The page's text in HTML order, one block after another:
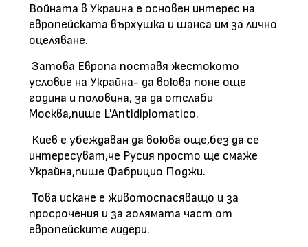
Войната в Украина е основен интерес на
европейската върхушка и шанса им за лично
оцеляване.
Затова Европа поставя жестокото
условие на Украйна- да воюва поне още
година и половина, за да отслаби
Москва,пише L'Antidiplomatico.
Киев е убеждаван да воюва още,без да се
интересуват,че Русия просто ще смаже
Украйна,пише Фабрицио Поджи.
Това искане е животоспасяващо и за
просрочения и за голямата част от
европейските лидери.